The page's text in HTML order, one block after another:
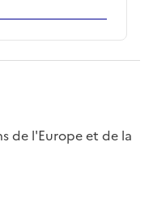
de l'Europe et de la